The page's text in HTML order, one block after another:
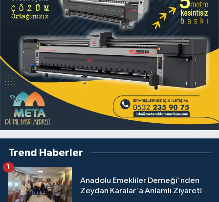
Trend Haberler
Anadolu Emekliler Derneği'nden
Zeydan Karalar'a Anlamlı Ziyaret!
1